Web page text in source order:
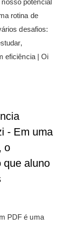
potencial
rotina de
desafios:
eficiência | Oi
- Em uma
o
que aluno
PDF é uma